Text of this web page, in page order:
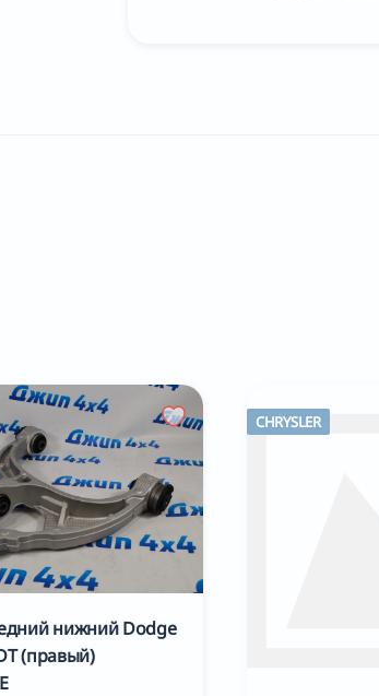
нижний Dodge
(правый)
CHRYSLER